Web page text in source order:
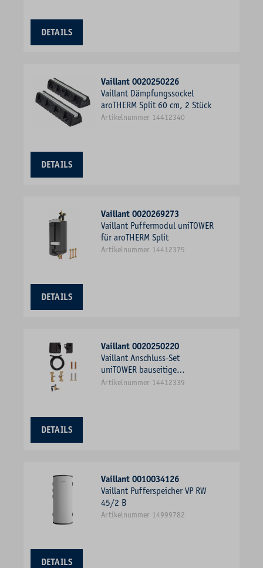
DETAILS
Vaillant 0020250226
Vaillant Dämpfungssockel
aroTHERM Split 60 cm, 2 Stück
Artikelnummer 14412340
DETAILS
Vaillant 0020269273
Vaillant Puffermodul uniTOWER
für aroTHERM Split
Artikelnummer 14412375
DETAILS
Vaillant 0020250220
Vaillant Anschluss-Set
uniTOWER bauseitige
Verrohrung, für aroTHERM
Artikelnummer 14412339
DETAILS
Vaillant 0010034126
Vaillant Pufferspeicher VP RW
45/2 B
Artikelnummer 14999782
DETAILS